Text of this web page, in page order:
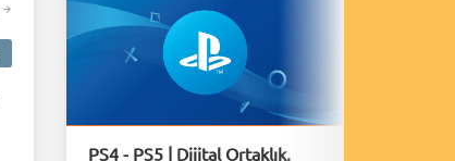
PS4 - PS5 | Dijital Ortaklık,